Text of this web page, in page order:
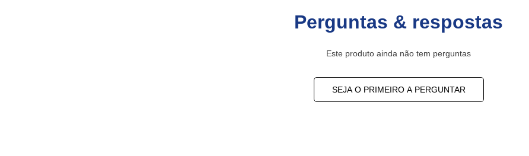
Perguntas & respostas
Este produto ainda não tem perguntas
SEJA O PRIMEIRO A PERGUNTAR